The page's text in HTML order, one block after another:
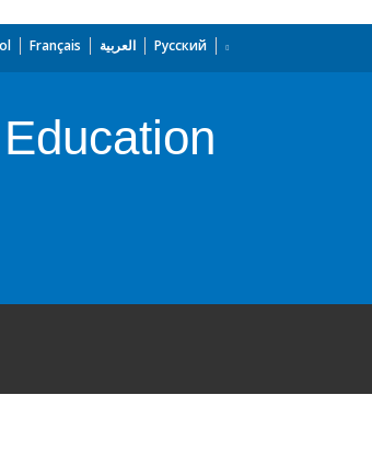
Français العربية Русский